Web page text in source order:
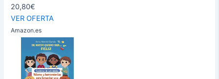
20,80€
VER OFERTA
Amazon.es